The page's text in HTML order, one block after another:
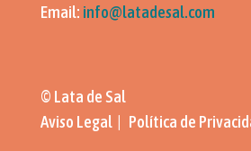
Email: info@latadesal.com
© Lata de Sal
Aviso Legal | Política de